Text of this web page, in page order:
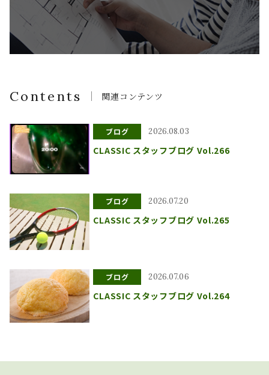
Contents 関連コンテンツ
ブログ 2026.08.03
CLASSIC スタッフブログ Vol.266
ブログ 2026.07.20
CLASSIC スタッフブログ Vol.265
ブログ 2026.07.06
CLASSIC スタッフブログ Vol.264